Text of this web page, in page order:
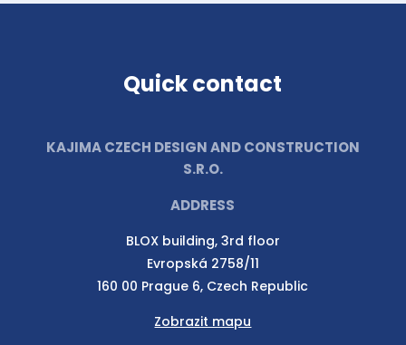
Quick contact
KAJIMA CZECH DESIGN AND CONSTRUCTION
S.R.O.
ADDRESS
BLOX building, 3rd floor
Evropská 2758/11
160 00 Prague 6, Czech Republic
Zobrazit mapu